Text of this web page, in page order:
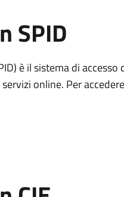
SPID
è il sistema di accesso
online. Per